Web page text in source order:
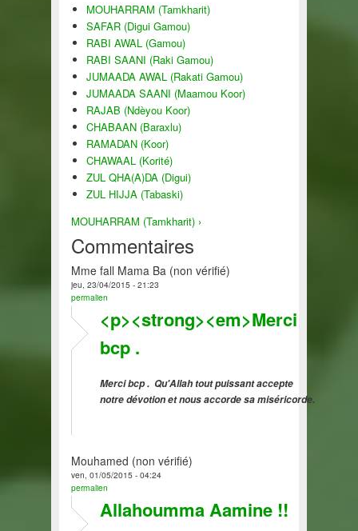
MOUHARRAM (Tamkharit)
SAFAR (Digui Gamou)
RABI AWAL (Gamou)
RABI SAANI (Raki Gamou)
JUMAADA AWAL (Rakati Gamou)
JUMAADA SAANI (Maamou Koor)
RAJAB (Ndèyou Koor)
CHABAAN (Baraxlu)
RAMADAN (Koor)
CHAWAAL (Korité)
ZUL QHA(A)DA (Digui)
ZUL HIJJA (Tabaski)
MOUHARRAM (Tamkharit) ›
Commentaires
Mme fall Mama Ba (non vérifié)
jeu, 23/04/2015 - 21:23
permalien
<p><strong><em>Merci
bcp .
Merci bcp . Qu'Allah tout puissant accepte
notre dévotion et nous accorde sa miséricorde.
Mouhamed (non vérifié)
ven, 01/05/2015 - 04:24
permalien
Allahoumma Aamine !!